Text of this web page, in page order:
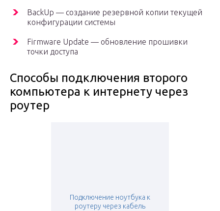
BackUp — создание резервной копии текущей
конфигурации системы
Firmware Update — обновление прошивки
точки доступа
Способы подключения второго
компьютера к интернету через
роутер
Подключение ноутбука к
роутеру через кабель